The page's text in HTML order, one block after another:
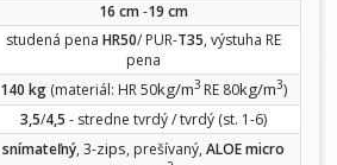
16 cm-19 cm
studená pena HR50/ PUR-T35, výstuha RE
pena
140 kg (materiál: HR 50kg/m3 RE 80kg/m3)
3,5/4,5 - stredne tvrdý / tvrdý (st. 1-6)
snímateľný, 3-zips, prešívaný, ALOE micro